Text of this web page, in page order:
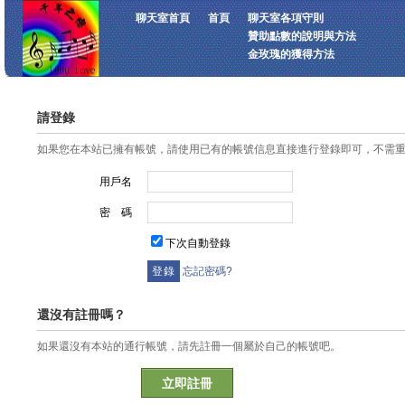
聊天室首頁 首頁
聊天室各項守則
贊助點數的說明與方法
金玫瑰的獲得方法
請登錄
如果您在本站已擁有帳號，請使用已有的帳號信息直接進行登錄即可，不需
用戶名
密 碼
下次自動登錄
忘記密碼?
還沒有註冊嗎？
如果還沒有本站的通行帳號，請先註冊一個屬於自己的帳號吧。
立即註冊